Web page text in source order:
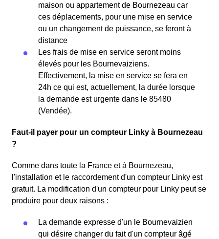
maison ou appartement de Bournezeau car
ces déplacements, pour une mise en service
ou un changement de puissance, se feront à
distance
Les frais de mise en service seront moins
élevés pour les Bournevaiziens.
Effectivement, la mise en service se fera en
24h ce qui est, actuellement, la durée lorsque
la demande est urgente dans le 85480
(Vendée).
Faut-il payer pour un compteur Linky à Bournezeau
?
Comme dans toute la France et à Bournezeau,
l'installation et le raccordement d'un compteur Linky est
gratuit. La modification d'un compteur pour Linky peut se
produire pour deux raisons :
La demande expresse d'un le Bournevaizien
qui désire changer du fait d'un compteur âgé